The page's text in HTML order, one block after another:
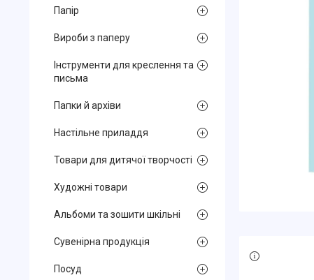
Папір
Вироби з паперу
Інструменти для креслення та
письма
Папки й архіви
Настільне приладдя
Товари для дитячої творчості
Художні товари
Альбоми та зошити шкільні
Сувенірна продукція
Посуд